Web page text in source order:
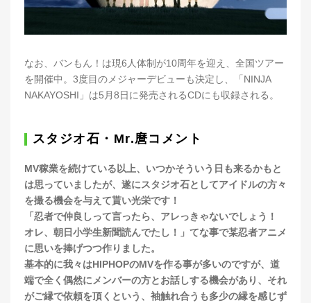
なお、バンもん！は現6人体制が10周年を迎え、全国ツアー
を開催中。3度目のメジャーデビューも決定し、「NINJA
NAKAYOSHI」は5月8日に発売されるCDにも収録される。
スタジオ石・Mr.麿コメント
MV稼業を続けている以上、いつかそういう日も来るかもと
は思っていましたが、遂にスタジオ石としてアイドルの方々
を撮る機会を与えて貰い光栄です！
「忍者で仲良しって言ったら、アレっきゃないでしょう！
オレ、朝日小学生新聞読んでたし！」てな事で某忍者アニメ
に思いを捧げつつ作りました。
基本的に我々はHIPHOPのMVを作る事が多いのですが、道
端で全く偶然にメンバーの方とお話しする機会があり、それ
がご縁で依頼を頂くという、袖触れ合うも多少の縁を感じず